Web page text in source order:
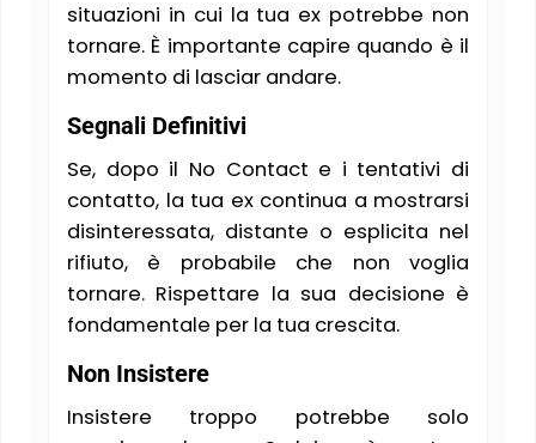
situazioni in cui la tua ex potrebbe non
tornare. È importante capire quando è il
momento di lasciar andare.
Segnali Definitivi
Se, dopo il No Contact e i tentativi di
contatto, la tua ex continua a mostrarsi
disinteressata, distante o esplicita nel
rifiuto, è probabile che non voglia
tornare. Rispettare la sua decisione è
fondamentale per la tua crescita.
Non Insistere
Insistere troppo potrebbe solo